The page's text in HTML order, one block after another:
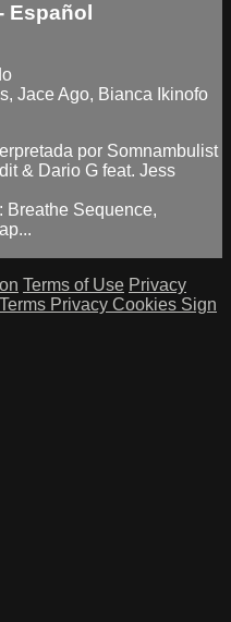
Español
Jace Ago, Bianca Ikinofo
por Somnambulist
& Dario G feat. Jess
Breathe Sequence,
Terms of Use Privacy
Terms Privacy Cookies Sign